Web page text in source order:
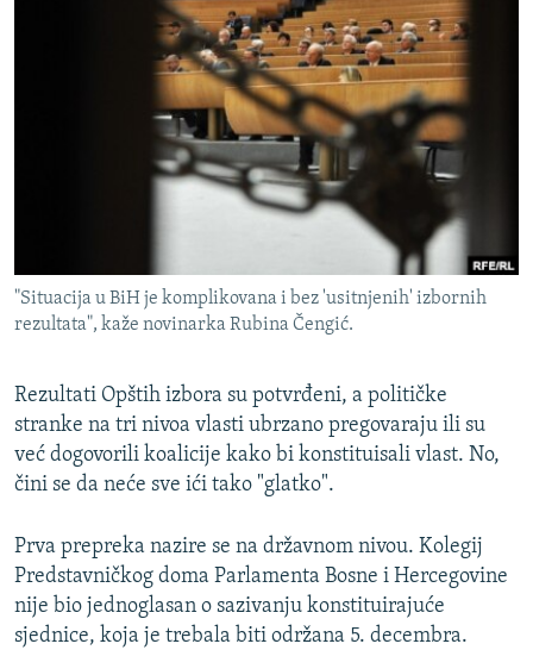
KINA NA BALKANU
RSE PRIČE IZ SVIJETA
GENOCID U SREBRENICI
TV LIBERTY
POST SCRIPTUM
MOJA EVROPA
SVE KARTE DEJTONA
NASTANAK I RASPAD JUGOSLAVIJE
PRATITE NAS
Sve RFE/RL stranice
"Situacija u BiH je komplikovana i bez 'usitnjenih' izbornih
rezultata", kaže novinarka Rubina Čengić.
Rezultati Opštih izbora su potvrđeni, a političke
stranke na tri nivoa vlasti ubrzano pregovaraju ili su
već dogovorili koalicije kako bi konstituisali vlast. No,
čini se da neće sve ići tako "glatko".
Prva prepreka nazire se na državnom nivou. Kolegij
Predstavničkog doma Parlamenta Bosne i Hercegovine
nije bio jednoglasan o sazivanju konstituirajuće
sjednice, koja je trebala biti održana 5. decembra.